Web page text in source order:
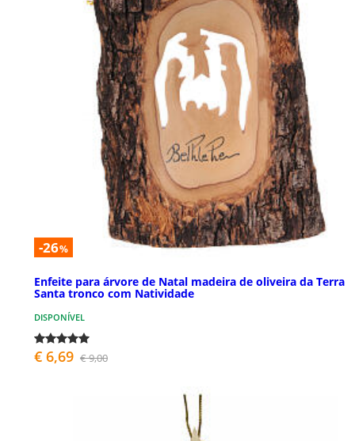
-26%
Enfeite para árvore de Natal madeira de oliveira da Terra
Santa tronco com Natividade
DISPONÍVEL
€ 6,69 € 9,00